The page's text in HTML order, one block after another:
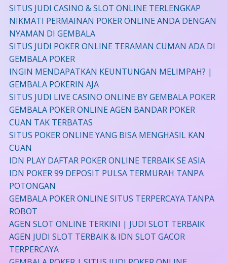
SITUS JUDI CASINO & SLOT ONLINE TERLENGKAP
NIKMATI PERMAINAN POKER ONLINE ANDA DENGAN
NYAMAN DI GEMBALA
SITUS JUDI POKER ONLINE TERAMAN CUMAN ADA DI
GEMBALA POKER
INGIN MENDAPATKAN KEUNTUNGAN MELIMPAH? |
GEMBALA POKERIN AJA
SITUS JUDI LIVE CASINO ONLINE BY GEMBALA POKER
GEMBALA POKER ONLINE AGEN BANDAR POKER
CUAN TAK TERBATAS
SITUS POKER ONLINE YANG BISA MENGHASIL KAN
CUAN
IDN PLAY DAFTAR POKER ONLINE TERBAIK SE ASIA
IDN POKER 99 DEPOSIT PULSA TERMURAH TANPA
POTONGAN
GEMBALA POKER ONLINE SITUS TERPERCAYA TANPA
ROBOT
AGEN SLOT ONLINE TERKINI | JUDI SLOT TERBAIK
AGEN JUDI SLOT TERBAIK & IDN SLOT GACOR
TERPERCAYA